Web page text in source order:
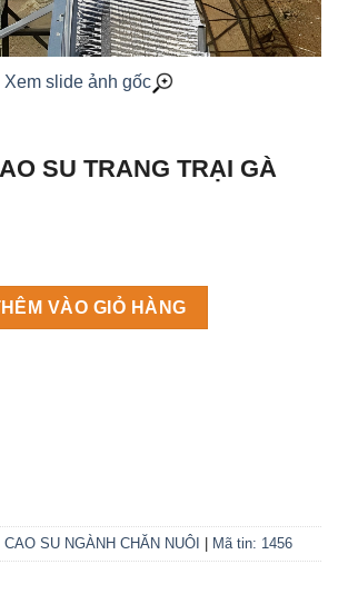
Xem slide ảnh gốc
SU TRANG TRẠI GÀ
NW458AS số lượng
VÀO GIỎ HÀNG
SU NGÀNH CHĂN NUÔI | Mã tin: 1456